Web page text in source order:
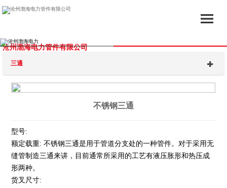
沧州渤海电力管件有限公司
三通
不锈钢三通
型号:
额定载重: 不锈钢三通是用于管道分支处的一种管件。对于采用无
缝管制造三通来讲，目前通常所采用的工艺有液压胀形和热压成
形两种。
货叉尺寸: